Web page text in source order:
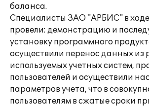
баланса.
Специалисты ЗАО "АРБИС" в
провели: демонстрацию и
установку программного
осуществили перенос данных из
используемых учетных систем,
пользователей и осуществили
параметров учета, что в
пользователям в сжатые сроки